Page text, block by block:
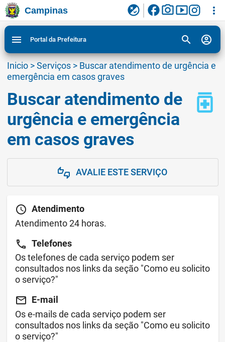
Ir para conteudo
Ir para menu do site da Prefeitura de Campinas
Ligar/Desligar contraste visual de tela para
acessibilidade
3
Campinas flaky facebookphoto_camerasmart_display more_vert
menu Portal da Prefeitura search account_circle
Inicio>Serviços> Buscar atendimento de urgência e
emergência em casos graves
medication
Buscar atendimento de
urgência e emergência
em casos graves
thumbs_up_down AVALIE ESTE SERVIÇO
schedule Atendimento
Atendimento 24 horas.
call Telefones
Os telefones de cada serviço podem ser
consultados nos links da seção "Como eu solicito
o serviço?"
email E-mail
Os e-mails de cada serviço podem ser
consultados nos links da seção "Como eu solicito
o serviço?"